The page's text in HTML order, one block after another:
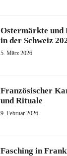
Ostermärkte und
in der Schweiz
5. März 2026
Französischer
und Rituale
9. Februar 2026
Fasching in